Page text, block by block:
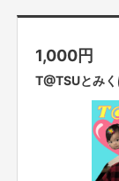
ってのご注意
1,000円
T@TSUとみ